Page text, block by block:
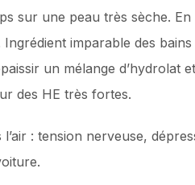
sur une peau très sèche.
Ingrédient imparable des
un mélange d’hydrolat
des HE très fortes.
: tension nerveuse,